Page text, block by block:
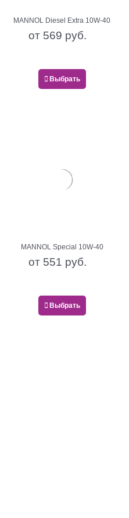
MANNOL Diesel Extra 10W-40
от 569 руб.
Выбрать
MANNOL Special 10W-40
от 551 руб.
Выбрать